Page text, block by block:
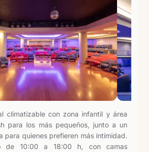
climatizable con zona infantil y área
para los más pequeños, junto a un
para quienes prefieren más intimidad.
de 10:00 a 18:00 h, con camas